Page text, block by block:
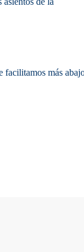
más